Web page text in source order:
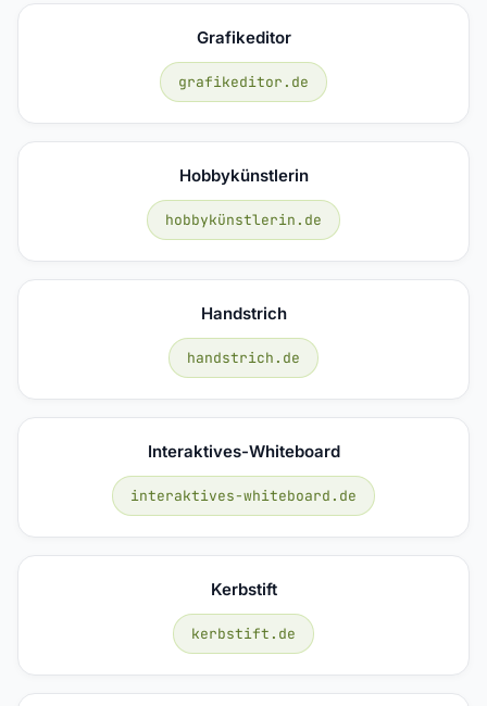
Grafikeditor
grafikeditor.de
Hobbykünstlerin
hobbykünstlerin.de
Handstrich
handstrich.de
Interaktives-Whiteboard
interaktives-whiteboard.de
Kerbstift
kerbstift.de